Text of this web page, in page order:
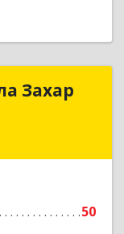
Захар
50
Захар